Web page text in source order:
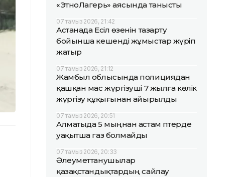
«ЭтноЛагерь» аясында танысты
07 тамыз 2026, 21:42
Астанада Есіл өзенін тазарту
бойынша кешенді жұмыстар жүріп
жатыр
07 тамыз 2026, 21:12
Жамбыл облысында полициядан
қашқан мас жүргізуші 7 жылға көлік
жүргізу құқығынан айырылды
07 тамыз 2026, 20:51
Алматыда 5 мыңнан астам пәтерде
уақытша газ болмайды
07 тамыз 2026, 20:33
Әлеуметтанушылар
қазақстандықтардың сайлау